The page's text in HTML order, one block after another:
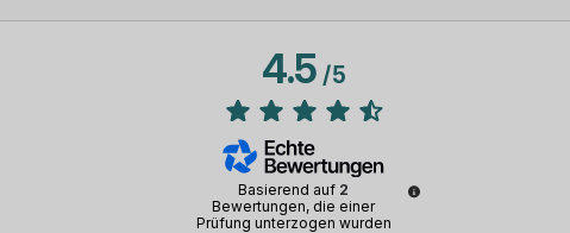
4.5/5
Basierend auf 2
Bewertungen, die einer
Prüfung unterzogen wurden